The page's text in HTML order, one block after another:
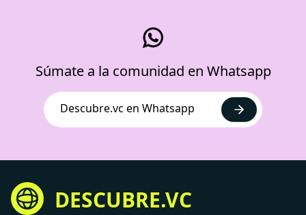
Súmate a la comunidad en Whatsapp
Descubre.vc en Whatsapp
DESCUBRE.VC